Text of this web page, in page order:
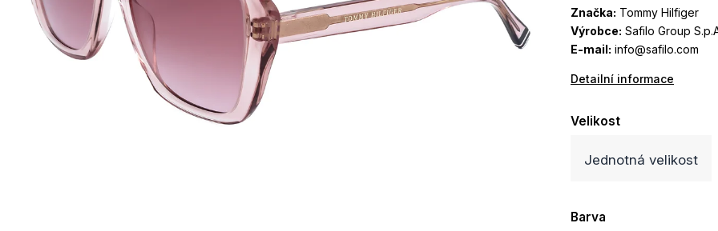
Značka: Tommy Hilfiger
Výrobce: Safilo Group
E-mail: info@safilo.com
Detailní informace
Velikost
Jednotná velikost
Barva